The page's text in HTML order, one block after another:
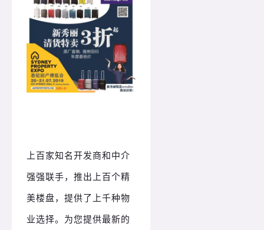
上百家知名开发商和中介
强强联手，推出上百个精
美楼盘，提供了上千种物
业选择。为您提供最新的